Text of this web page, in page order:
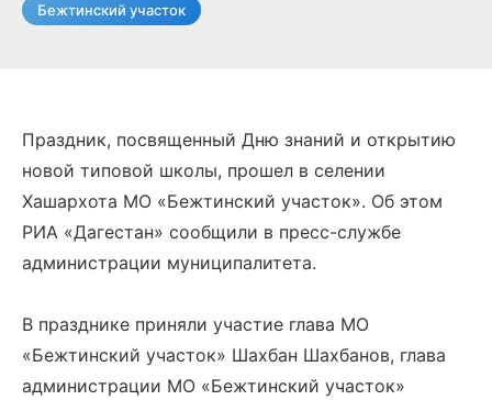
Бежтинский участок
Праздник, посвященный Дню знаний и открытию
новой типовой школы, прошел в селении
Хашархота МО «Бежтинский участок». Об этом
РИА «Дагестан» сообщили в пресс-службе
администрации муниципалитета.
В празднике приняли участие глава МО
«Бежтинский участок» Шахбан Шахбанов, глава
администрации МО «Бежтинский участок»